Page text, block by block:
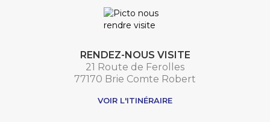
RENDEZ-NOUS VISITE
21 Route de Ferolles
77170 Brie Comte Robert
VOIR L'ITINÉRAIRE